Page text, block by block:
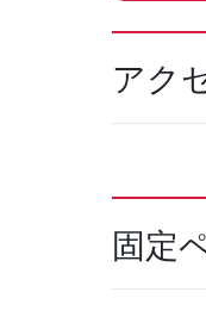
アク
固定